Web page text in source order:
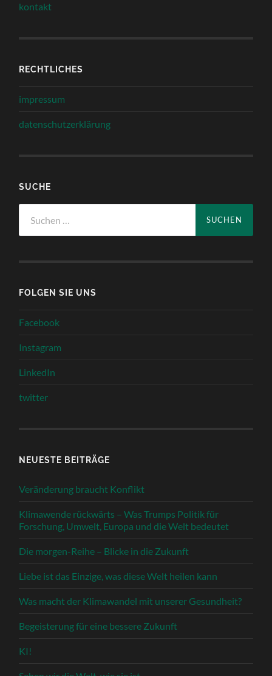
kontakt
RECHTLICHES
impressum
datenschutzerklärung
SUCHE
nach:
FOLGEN SIE UNS
Facebook
Instagram
LinkedIn
twitter
NEUESTE BEITRÄGE
Veränderung braucht Konflikt
Klimawende rückwärts – Was Trumps Politik für
Forschung, Umwelt, Europa und die Welt bedeutet
Die morgen-Reihe – Blicke in die Zukunft
Liebe ist das Einzige, was diese Welt heilen kann
Was macht der Klimawandel mit unserer Gesundheit?
Begeisterung für eine bessere Zukunft
KI!